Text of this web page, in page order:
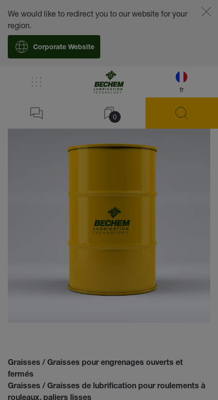
fr
0
We would like to redirect you to our website for your
region.
Corporate Website
Graisses / Graisses pour engrenages ouverts et
fermés
Graisses / Graisses de lubrification pour roulements à